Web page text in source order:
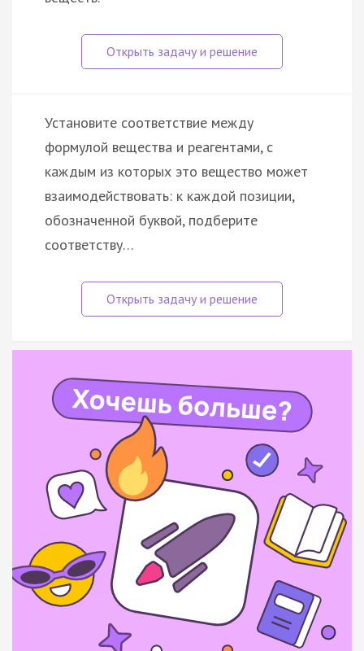
Установите соответствие между
формулой вещества и реагентами, с
каждым из которых это вещество может
взаимодействовать: к каждой позиции,
обозначенной буквой, подберите
соответству…